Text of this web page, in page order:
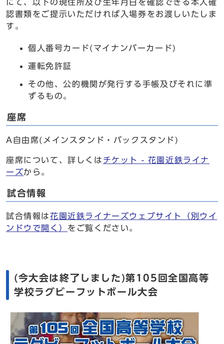
にて、以下の現住所及び生年月日を確認できる本人確
認書類をご提示いただければ入場券をお渡しいたしま
す。
個人番号カード(マイナンバーカード)
運転免許証
その他、公的機関が発⾏する⼿帳及びそれに準
ずるもの。
座席
A自由席(メインスタンド・バックスタンド)
座席について、詳しくは チケット - 花園近鉄ライナ
ーズから。
試合情報
試合情報は花園近鉄ライナーズウェブサイト
（別ウイ
ンドウで開く） をご覧ください。
(今大会は終了しました)第105回全国高等
学校ラグビーフットボール大会